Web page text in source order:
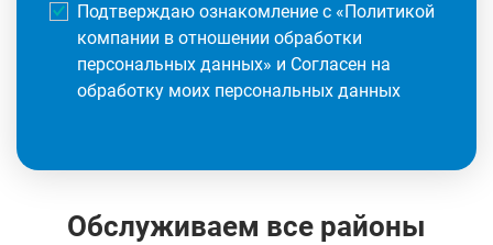
Подтверждаю ознакомление с «Политикой
компании в отношении обработки
персональных данных» и Согласен на
обработку моих персональных данных
Обслуживаем все районы